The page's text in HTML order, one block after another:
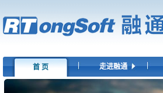
首 页 走进融通